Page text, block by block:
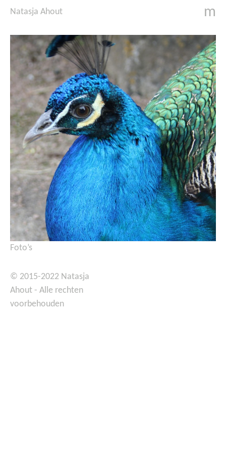
Natasja Ahout m
Foto’s
© 2015-2022 Natasja
Ahout - Alle rechten
voorbehouden